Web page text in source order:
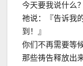
今天要我说什么？
祂说：『告诉我
到！』
你们不再需要等
那些祷告释放出